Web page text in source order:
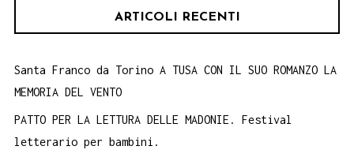
ARTICOLI RECENTI
Santa Franco da Torino A TUSA CON IL SUO ROMANZO LA
MEMORIA DEL VENTO
PATTO PER LA LETTURA DELLE MADONIE. Festival
letterario per bambini.